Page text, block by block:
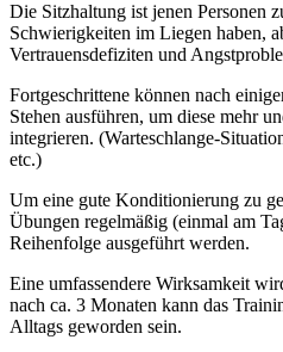
Die Sitzhaltung ist jenen Personen
Schwierigkeiten im Liegen haben,
Vertrauensdefiziten und
Fortgeschrittene können nach
Stehen ausführen, um diese mehr
integrieren. (Warteschlange-
etc.)
Um eine gute Konditionierung zu
Übungen regelmäßig (einmal am
Reihenfolge ausgeführt werden.
Eine umfassendere Wirksamkeit
nach ca. 3 Monaten kann das
Alltags geworden sein.